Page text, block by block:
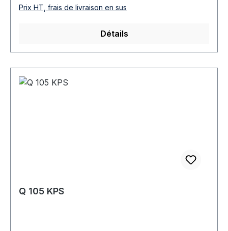
Prix HT, frais de livraison en sus
Détails
Q 105 KPS